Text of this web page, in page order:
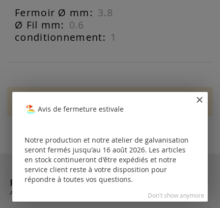
Plus
d'informations
3.8
0.6
1
questions. Veuillezvous connecter
REJOIGNEZ NOTRE NEWSLETTER
Always stay up to date and find out what's new from the very first hand.
Avis de fermeture estivale
Notre production et notre atelier de galvanisation
seront fermés jusqu'au 16 août 2026. Les articles
en stock continueront d'être expédiés et notre
service client reste à votre disposition pour
répondre à toutes vos questions.
Don't show anymore